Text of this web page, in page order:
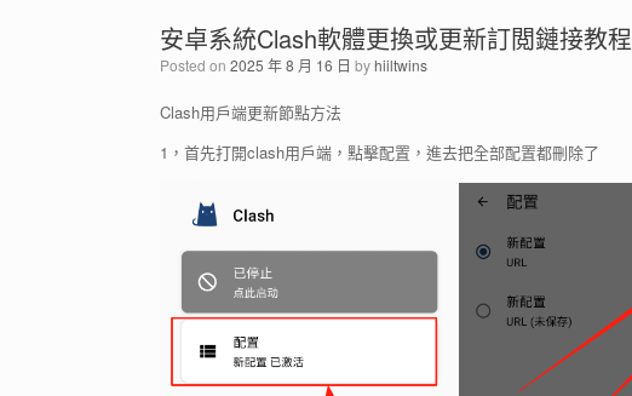
安卓系統Clash軟體更換或更新訂閲鏈接教程
Posted on 2025 年 8 月 16 日 byhiiltwins
Clash用戶端更新節點方法
1，首先打開clash用戶端，點擊配置，進去把全部配置都刪除了